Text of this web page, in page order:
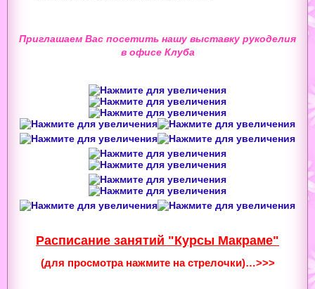
Приглашаем Вас посетить нашу выставку рукоделия
в офисе Клуба
Расписание занятий "Курсы Макраме"
(для просмотра нажмите на стрелочки)…>>>